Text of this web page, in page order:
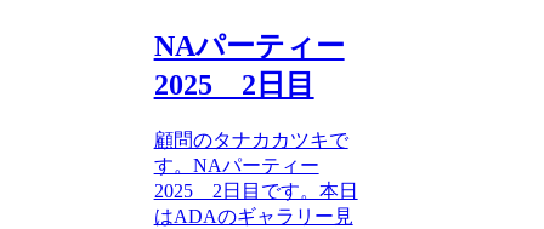
NAパーティー
2025 2日目
顧問のタナカカツキで
す。NAパーティー
2025 2日目です。本日
はADAのギャラリー見